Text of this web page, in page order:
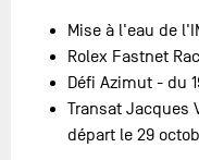
Mise à l'eau de
Rolex Fastnet
Défi Azimut - du
Transat Jacques
départ le 29